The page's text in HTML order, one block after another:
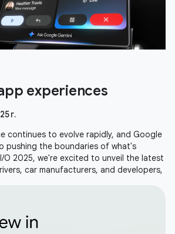
experiences
г.
continues to evolve rapidly, and Google
pushing the boundaries of what's
O 2025, we're excited to unveil the latest
car manufacturers, and developers,